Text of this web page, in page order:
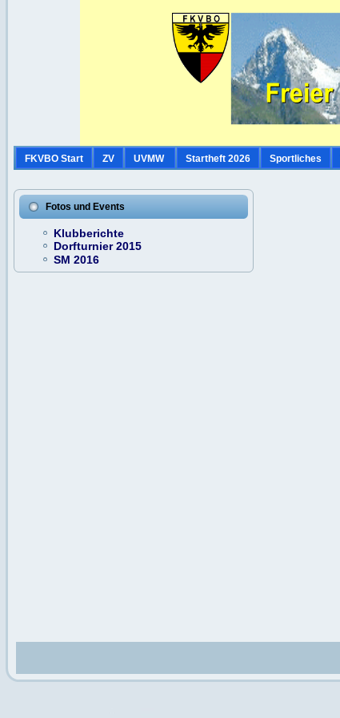
FKVBO Start ZV UVMW Startheft 2026 Sportliches
Fotos und Events
Klubberichte
Dorfturnier 2015
SM 2016